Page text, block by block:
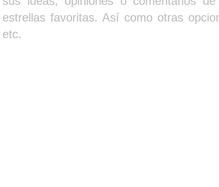
estrellas favoritas. Así como otras
etc.